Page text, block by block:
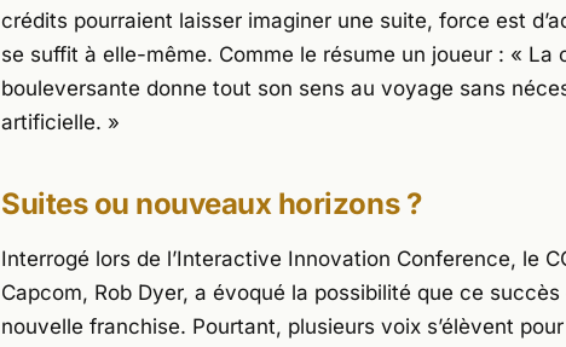
crédits pourraient laisser imaginer une suite, force est
se suffit à elle-même. Comme le résume un joueur : « La
bouleversante donne tout son sens au voyage sans
artificielle. »
Suites ou nouveaux horizons ?
Interrogé lors de l’Interactive Innovation Conference, le
Capcom, Rob Dyer, a évoqué la possibilité que ce
nouvelle franchise. Pourtant, plusieurs voix s’élèvent pour